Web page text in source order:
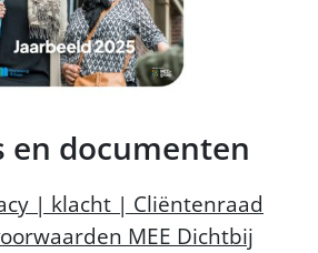
en documenten
| klacht | Cliëntenraad
MEE Dichtbij